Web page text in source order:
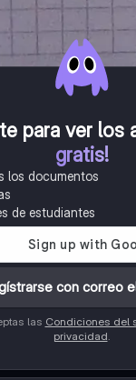
para ver los
gratis!
los documentos
de estudiantes
con correo
las Condiciones del
privacidad.